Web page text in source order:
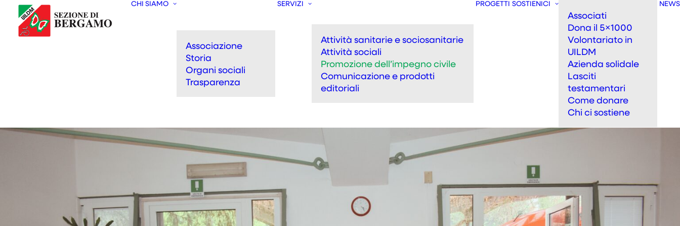
CHI SIAMO
Associazione
Storia
Organi sociali
Trasparenza
SERVIZI
Attività sanitarie e sociosanitarie
Attività sociali
Promozione dell’impegno civile
Comunicazione e prodotti
editoriali
PROGETTI SOSTIENICI
Associati
Dona il 5×1000
Volontariato in
UILDM
Azienda solidale
Lasciti
testamentari
Come donare
Chi ci sostiene
NEWS